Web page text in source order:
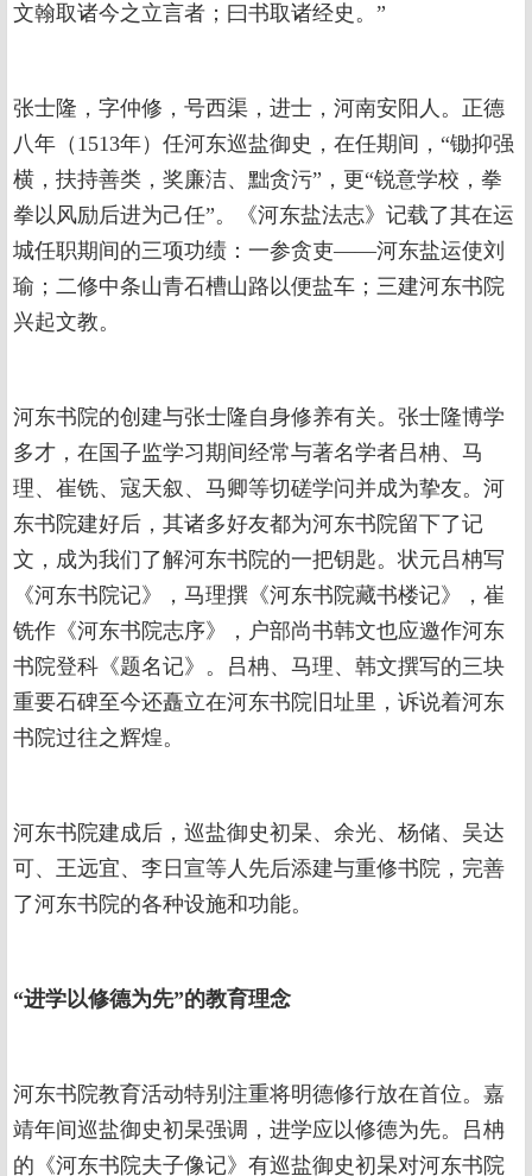
文翰取诸今之立言者；曰书取诸经史。”
张士隆，字仲修，号西渠，进士，河南安阳人。正德
八年（1513年）任河东巡盐御史，在任期间，“锄抑强
横，扶持善类，奖廉洁、黜贪污”，更“锐意学校，拳
拳以风励后进为己任”。《河东盐法志》记载了其在运
城任职期间的三项功绩：一参贪吏——河东盐运使刘
瑜；二修中条山青石槽山路以便盐车；三建河东书院
兴起文教。
河东书院的创建与张士隆自身修养有关。张士隆博学
多才，在国子监学习期间经常与著名学者吕柟、马
理、崔铣、寇天叙、马卿等切磋学问并成为挚友。河
东书院建好后，其诸多好友都为河东书院留下了记
文，成为我们了解河东书院的一把钥匙。状元吕柟写
《河东书院记》，马理撰《河东书院藏书楼记》，崔
铣作《河东书院志序》，户部尚书韩文也应邀作河东
书院登科《题名记》。吕柟、马理、韩文撰写的三块
重要石碑至今还矗立在河东书院旧址里，诉说着河东
书院过往之辉煌。
河东书院建成后，巡盐御史初杲、余光、杨储、吴达
可、王远宜、李日宣等人先后添建与重修书院，完善
了河东书院的各种设施和功能。
“进学以修德为先”的教育理念
河东书院教育活动特别注重将明德修行放在首位。嘉
靖年间巡盐御史初杲强调，进学应以修德为先。吕柟
的《河东书院夫子像记》有巡盐御史初杲对河东书院